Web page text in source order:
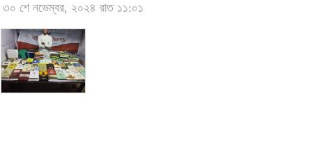
৩০ শে নভেম্বর, ২০২৪ রাত ১১:০১